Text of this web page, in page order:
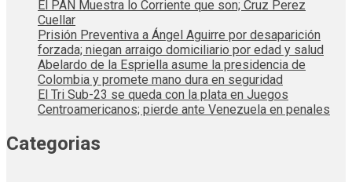
El PAN Muestra lo Corriente que son; Cruz Perez
Cuellar
Prisión Preventiva a Ángel Aguirre por desaparición
forzada; niegan arraigo domiciliario por edad y salud
Abelardo de la Espriella asume la presidencia de
Colombia y promete mano dura en seguridad
El Tri Sub-23 se queda con la plata en Juegos
Centroamericanos; pierde ante Venezuela en penales
Categorias